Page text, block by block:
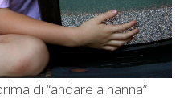
di “andare a nanna”